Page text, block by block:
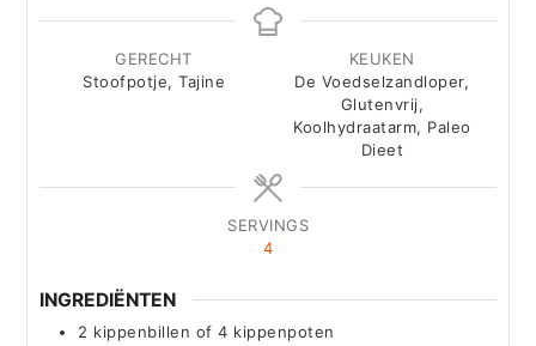
GERECHT
Stoofpotje, Tajine
KEUKEN
De Voedselzandloper,
Glutenvrij,
Koolhydraatarm, Paleo
Dieet
SERVINGS
4
INGREDIËNTEN
2 kippenbillen of 4 kippenpoten